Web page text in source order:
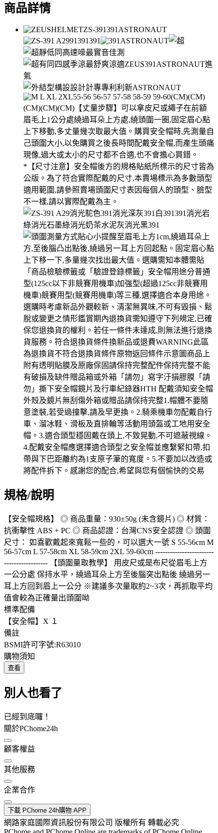
商品詳情
規格/說明
【安全帽規格】 ◎ 商品重量：930±50g (未含鏡片) ◎ 材質：
抗衝擊性 ABS + PC ◎ 商品認證：台灣CNS安全認證 ◎ 頭圍
尺寸： 如喜歡戴起來寬鬆一些的，可以選大一號 S 55-56cm M
56-57cm L 57-58cm XL 58-59cm 2XL 59-60cm ------------------------
------------------ 【頭圍量取教學】 用皮尺或是布尺從眉毛上方
一公分處 保持水平，繞過耳朵上方至後腦突出點後 繞過另一
耳上方回到眉上一公分 ※建議多次量取約2~3次，再抓取平均
值會較為正確量出頭圍呦
標準配備
【安全帽】X １
備註
BSMI許可字號:R63010
購物須知
查看
別人也看了
已經到底囉！
關於PChome24h
顧客權益
其他服務
企業合作
下載 PChome 24h購物 APP
網路家庭國際資訊股份有限公司 版權所有 轉載必究